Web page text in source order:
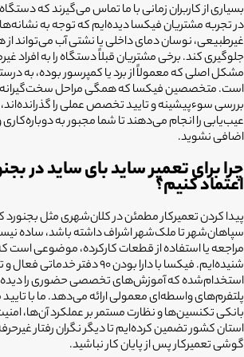
بسیاری از کاربران زمانی با ما تماس می‌گیرند که دستگاه
در تجربه مشتریان فیکسا دیده‌ایم که توجه به
غیرطبیعی، نوسان دمای داخلی یا نشتی آب می‌تواند
جلوگیری کند. برخی مشتریان قبلاً دستگاه را به افراد
مشکل اصلی که معمولاً از برد یا کمپرسور بوده،
است. متخصصین فیکسا که همگی مراحل سخت‌گیرانه
بررسی سوءپیشینه و تایید تخصص عملی را
عیب‌یابی را انجام می‌دهند تا شما مجبور به
اضافی نشوید.
چرا برای تعمیر ساید بای ساید در
اعتماد کنیم؟
پیدا کردن تعمیرکار مطمئن در کلان‌شهری مثل بجنورد
سپاهان‌شهر تا ملک‌شهر اشراف داشته باشد، ساده
مراجعه یا استفاده از قطعات کارکرده، موضوعی است که
شنیده‌ایم. فیکسا با دارا بودن ۹۰ دفتر
استخدام‌شده که آموزش‌های تخصصی حضوری را
پلتفرم‌های واسطه‌ای معمولی ارائه می‌دهد. ما با
استان کشور تضمین کرده‌ایم تا دیگر نگران رفتار
گوشی تعمیرکار پس از پایان کار نباشید.